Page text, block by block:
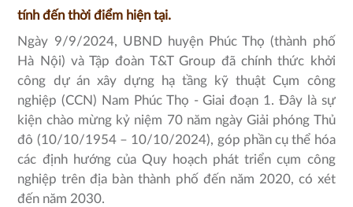
tính đến thời điểm hiện tại.
Ngày 9/9/2024, UBND huyện Phúc Thọ (thành phố
Hà Nội) và Tập đoàn T&T Group đã chính thức khởi
công dự án xây dựng hạ tầng kỹ thuật Cụm công
nghiệp (CCN) Nam Phúc Thọ - Giai đoạn 1. Đây là sự
kiện chào mừng kỷ niệm 70 năm ngày Giải phóng Thủ
đô (10/10/1954 – 10/10/2024), góp phần cụ thể hóa
các định hướng của Quy hoạch phát triển cụm công
nghiệp trên địa bàn thành phố đến năm 2020, có xét
đến năm 2030.